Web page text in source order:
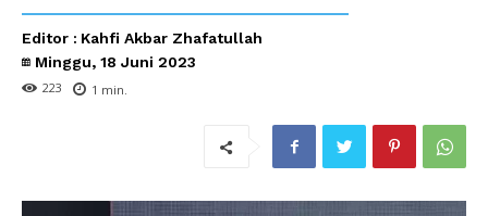
Editor : Kahfi Akbar Zhafatullah
Minggu, 18 Juni 2023
223 1 min.